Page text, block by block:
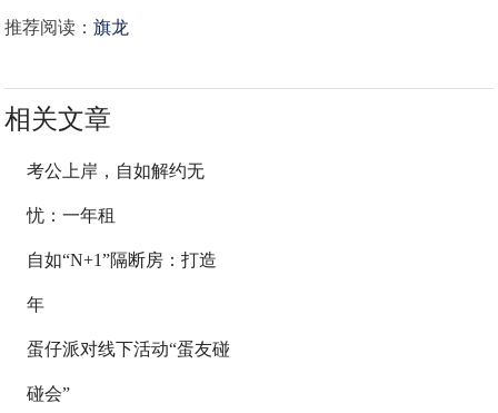
推荐阅读：旗龙
相关文章
考公上岸，自如解约无
忧：一年租
自如“N+1”隔断房：打造
年
蛋仔派对线下活动“蛋友碰
碰会”